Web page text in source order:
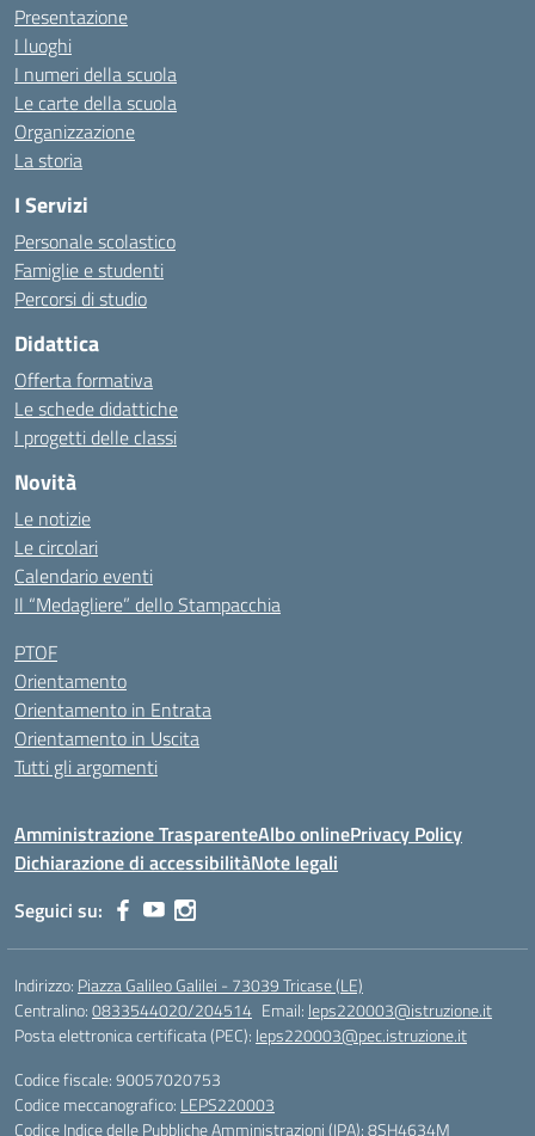
Presentazione
I luoghi
I numeri della scuola
Le carte della scuola
Organizzazione
La storia
I Servizi
Personale scolastico
Famiglie e studenti
Percorsi di studio
Didattica
Offerta formativa
Le schede didattiche
I progetti delle classi
Novità
Le notizie
Le circolari
Calendario eventi
Il “Medagliere” dello Stampacchia
PTOF
Orientamento
Orientamento in Entrata
Orientamento in Uscita
Tutti gli argomenti
Amministrazione TrasparenteAlbo onlinePrivacy Policy
Dichiarazione di accessibilitàNote legali
Seguici su:
Indirizzo: Piazza Galileo Galilei - 73039 Tricase (LE)
Centralino:0833544020/204514 Email: leps220003@istruzione.it
Posta elettronica certificata (PEC): leps220003@pec.istruzione.it
Codice fiscale: 90057020753
Codice meccanografico: LEPS220003
Codice Indice delle Pubbliche Amministrazioni (IPA): 8SH4634M